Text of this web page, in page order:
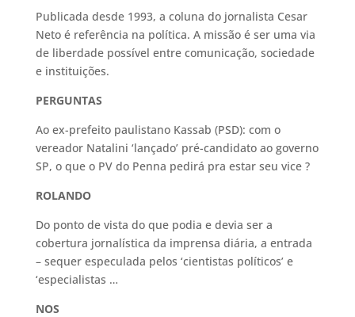
Publicada desde 1993, a coluna do jornalista Cesar
Neto é referência na política. A missão é ser uma via
de liberdade possível entre comunicação, sociedade
e instituições.
PERGUNTAS
Ao ex-prefeito paulistano Kassab (PSD): com o
vereador Natalini ‘lançado’ pré-candidato ao governo
SP, o que o PV do Penna pedirá pra estar seu vice ?
ROLANDO
Do ponto de vista do que podia e devia ser a
cobertura jornalística da imprensa diária, a entrada
– sequer especulada pelos ‘cientistas políticos’ e
‘especialistas …
NOS